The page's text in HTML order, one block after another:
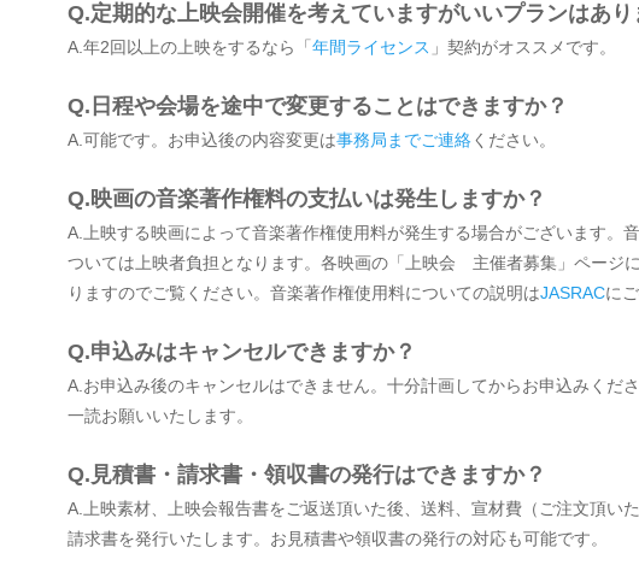
Q.定期的な上映会開催を考えていますがいいプランはあり
A.年2回以上の上映をするなら「 年間ライセンス 」契約がオススメです。
Q.日程や会場を途中で変更することはできますか？
A.可能です。お申込後の内容変更は事務局までご連絡ください。
Q.映画の音楽著作権料の支払いは発生しますか？
A.上映する映画によって音楽著作権使用料が発生する場合がございます。
ついては上映者負担となります。各映画の「上映会 主催者募集」ページ
りますのでご覧ください。音楽著作権使用料についての説明はJASRACに
Q.申込みはキャンセルできますか？
A.お申込み後のキャンセルはできません。十分計画してからお申込みくださ
一読お願いいたします。
Q.見積書・請求書・領収書の発行はできますか？
A.上映素材、上映会報告書をご返送頂いた後、送料、宣材費（ご注文頂い
請求書を発行いたします。お見積書や領収書の発行の対応も可能です。